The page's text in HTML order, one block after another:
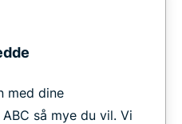
med dine
så mye du vil. Vi